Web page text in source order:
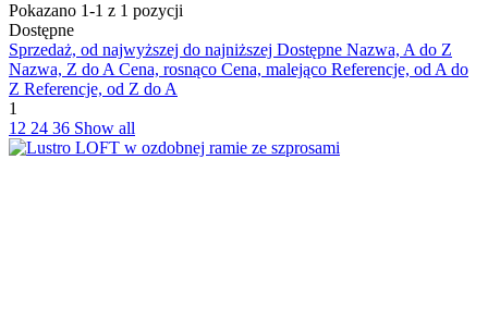
Pokazano 1-1 z 1 pozycji
Dostępne
Sprzedaż, od najwyższej do najniższej Dostępne Nazwa, A do Z
Nazwa, Z do ACena, rosnąco Cena, malejąco Referencje, od A do
Z Referencje, od Z do A
1
12 24 36 Show all